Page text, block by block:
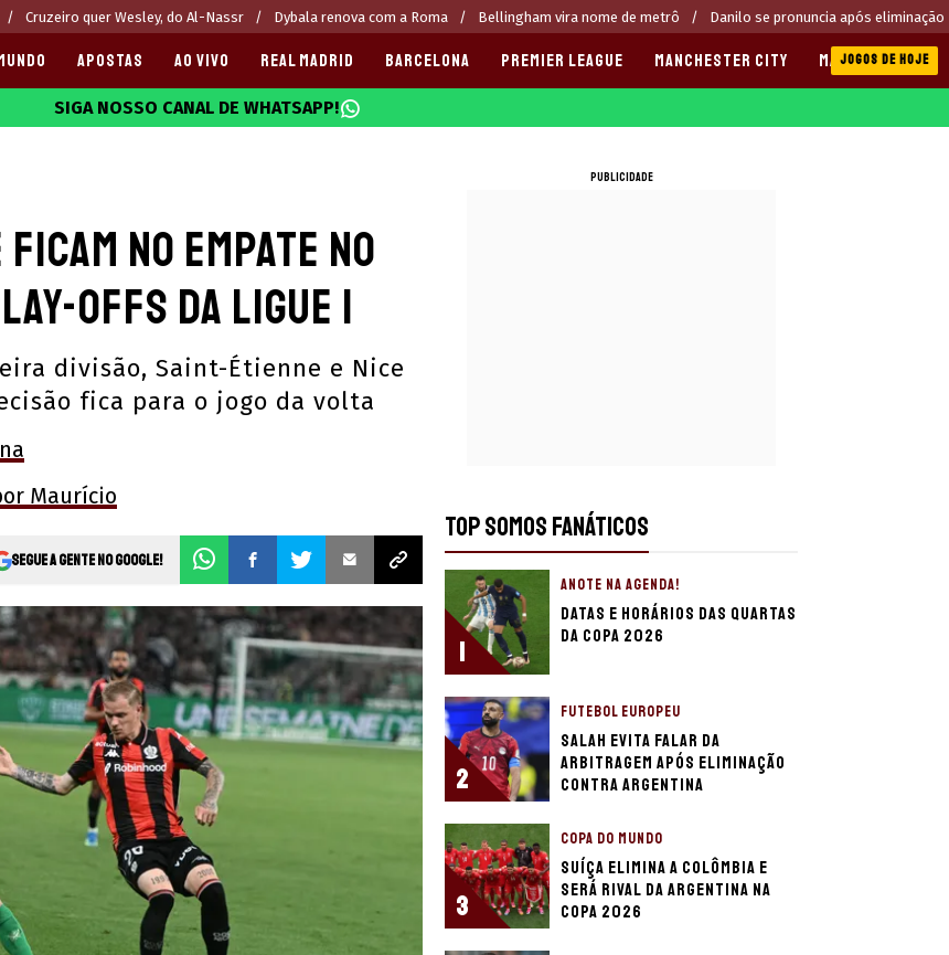
Cruzeiro quer Wesley, do Al-Nassr Dybala renova com a Roma Bellingham vira nome de metrô Danilo se pronuncia após eliminação
APOSTAS AO VIVO REAL MADRID BARCELONA PREMIER LEAGUE MANCHESTER CITY MANCHESTER
JOGOS DE HOJE
SIGA NOSSO CANAL DE WHATSAPP!
no empate no
offs da Ligue 1
divisão, Saint-Étienne e Nice
fica para o jogo da volta
Maurício
Segue a gente no Google!
PUBLICIDADE
TOP SOMOS FANÁTICOS
1
ANOTE NA AGENDA!
Datas e horários das quartas
da Copa 2026
2
FUTEBOL EUROPEU
Salah evita falar da
arbitragem após eliminação
contra Argentina
3
COPA DO MUNDO
Suíça elimina a Colômbia e
será rival da Argentina na
Copa 2026